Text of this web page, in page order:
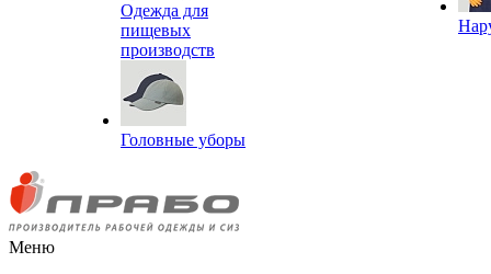
Одежда для
пищевых
производств
Головные уборы
Меню